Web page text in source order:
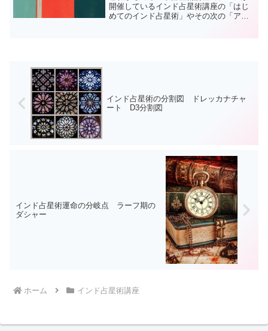
開催しているインド占星術講座の「はじ
めてのインド占星術」やその次の「アド
インド占星術の分割図 ドレッカナチャ
ート D3分割図
インド占星術運命の分岐点 ラーフ期の
ダシャー
ホーム インド占星術講座